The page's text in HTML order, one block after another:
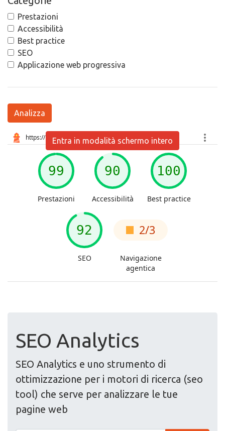
Prestazioni
Accessibilità
Best practice
SEO
Applicazione web progressiva
Analizza
Entra in modalità schermo intero
SEO Analytics
SEO Analytics e uno strumento di
ottimizzazione per i motori di ricerca (seo
tool) che serve per analizzare le tue
pagine web